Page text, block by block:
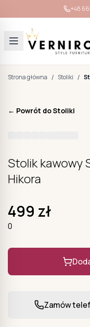
+48
Strona główna / Stoliki /
← Powrót doStoliki
Stolik kawowy
Hikora
499 zł
0
Zamów